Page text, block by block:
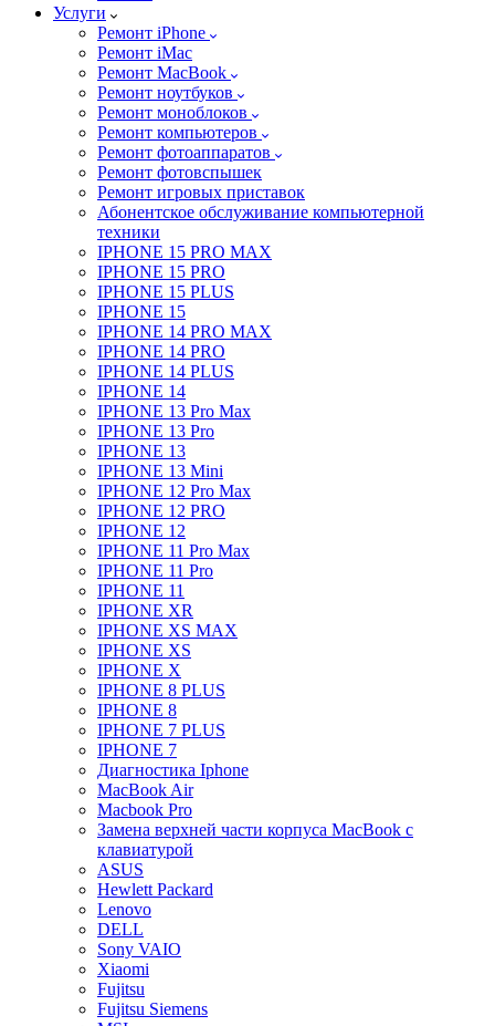
Услуги
Ремонт iPhone
Ремонт iMac
Ремонт MacBook
Ремонт ноутбуков
Ремонт моноблоков
Ремонт компьютеров
Ремонт фотоаппаратов
Ремонт фотовспышек
Ремонт игровых приставок
Абонентское обслуживание компьютерной
техники
IPHONE 15 PRO MAX
IPHONE 15 PRO
IPHONE 15 PLUS
IPHONE 15
IPHONE 14 PRO MAX
IPHONE 14 PRO
IPHONE 14 PLUS
IPHONE 14
IPHONE 13 Pro Max
IPHONE 13 Pro
IPHONE 13
IPHONE 13 Mini
IPHONE 12 Pro Max
IPHONE 12 PRO
IPHONE 12
IPHONE 11 Pro Max
IPHONE 11 Pro
IPHONE 11
IPHONE XR
IPHONE XS MAX
IPHONE XS
IPHONE X
IPHONE 8 PLUS
IPHONE 8
IPHONE 7 PLUS
IPHONE 7
Диагностика Iphone
MacBook Air
Macbook Pro
Замена верхней части корпуса MacBook с
клавиатурой
ASUS
Hewlett Packard
Lenovo
DELL
Sony VAIO
Xiaomi
Fujitsu
Fujitsu Siemens